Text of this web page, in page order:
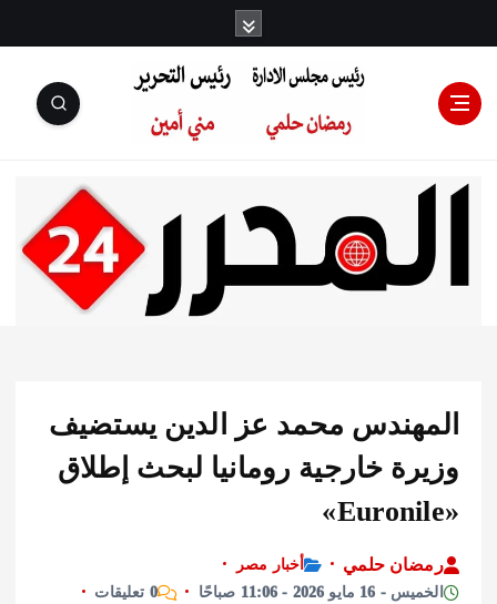
رئيس مجلس
الإدارة: رمضان
التحرير:مني أمين
محمد عز الدين يستضيف
خارجية رومانيا لبحث إطلاق
حلمي
أخبار مصر
2026 - 11:06 صباحًا
0 تعليقات